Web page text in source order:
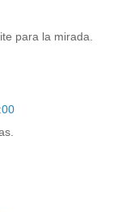
para la mirada.